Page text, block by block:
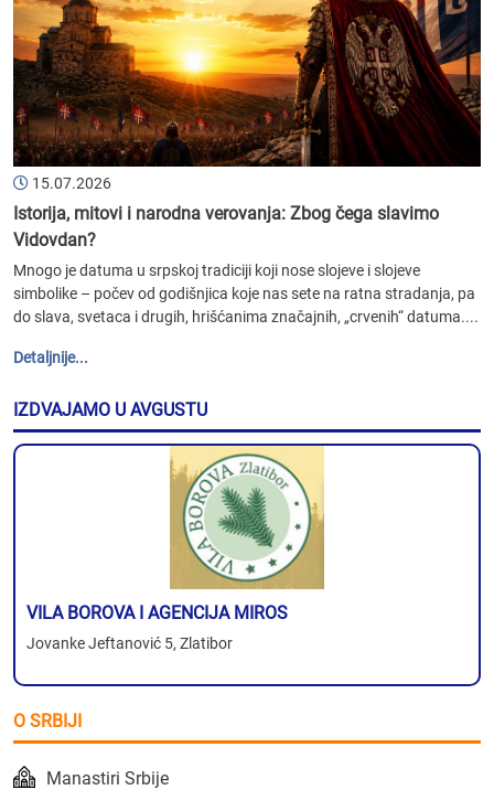
15.07.2026
Istorija, mitovi i narodna verovanja: Zbog čega slavimo
Vidovdan?
Mnogo je datuma u srpskoj tradiciji koji nose slojeve i slojeve
simbolike – počev od godišnjica koje nas sete na ratna stradanja, pa
do slava, svetaca i drugih, hrišćanima značajnih, „crvenih“ datuma....
Detaljnije...
IZDVAJAMO U AVGUSTU
VILA BOROVA I AGENCIJA MIROS
Jovanke Jeftanović 5, Zlatibor
O SRBIJI
Manastiri Srbije